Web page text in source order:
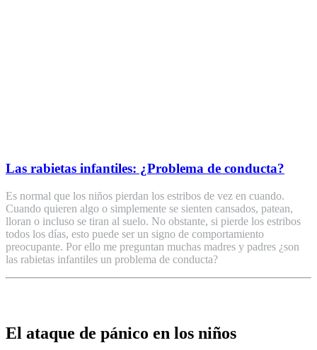
Las rabietas infantiles: ¿Problema de conducta?
Es normal que los niños pierdan los estribos de vez en cuando.
Cuando quieren algo o simplemente se sienten cansados, patean,
lloran o incluso se tiran al suelo. No obstante, si pierde los estribos
todos los días, esto puede ser un signo de comportamiento
preocupante. Por ello me preguntan muchas madres y padres ¿son
las rabietas infantiles un problema de conducta?
El ataque de pánico en los niños